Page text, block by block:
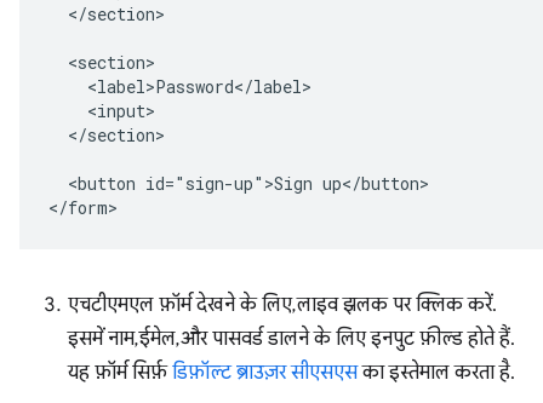
  </section>
  <section>
    <label>Password</label>
    <input>
  </section>
  <button id="sign-up">Sign up</button>
एचटीएमएल फ़ॉर्म देखने के लिए, लाइव झलक पर क्लिक करें.
इसमें नाम, ईमेल, और पासवर्ड डालने के लिए इनपुट फ़ील्ड होते हैं.
यह फ़ॉर्म सिर्फ़डिफ़ॉल्ट ब्राउज़र सीएसएसका इस्तेमाल करता है.